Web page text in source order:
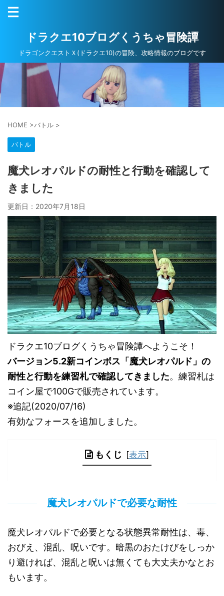
ドラクエ10ブログくうちゃ冒険譚
ドラゴンクエストＸ(ドラクエ10)の冒険、攻略情報のブログです
HOME >バトル >
バトル
魔犬レオパルドの耐性と行動を確認して
きました
更新日： 2020年7月18日
ドラクエ10ブログくうちゃ冒険譚へようこそ！
バージョン5.2新コインボス「魔犬レオパルド」の
耐性と行動を練習札で確認してきました。練習札は
コイン屋で100Gで販売されています。
※追記(2020/07/16)
有効なフォースを追加しました。
もくじ [表示]
魔犬レオパルドで必要な耐性
魔犬レオパルドで必要となる状態異常耐性は、毒、
おびえ、混乱、呪いです。暗黒のおたけびをしっか
り避ければ、混乱と呪いは無くても大丈夫かなとお
もいます。